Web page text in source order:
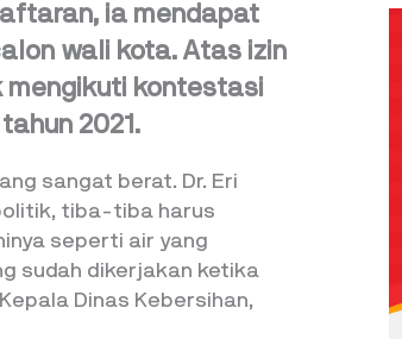
ia mendapat
wali kota. Atas izin
mengikuti kontestasi
2021.
sangat berat. Dr. Eri
tiba-tiba harus
seperti air yang
sudah dikerjakan ketika
Dinas Kebersihan,